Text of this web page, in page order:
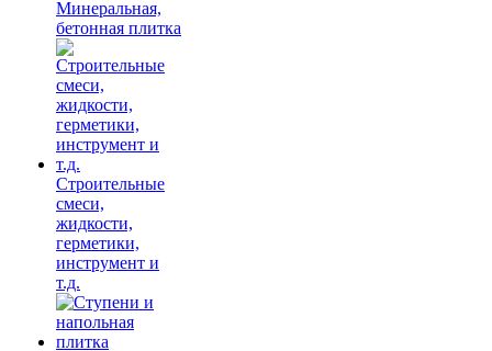
Минеральная,
бетонная плитка
Строительные
смеси,
жидкости,
герметики,
инструмент и
т.д.